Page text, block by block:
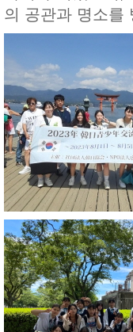
의 공관과 명소를